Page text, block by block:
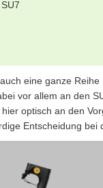
eine ganze
vor allem an den
optisch an den
Entscheidung bei